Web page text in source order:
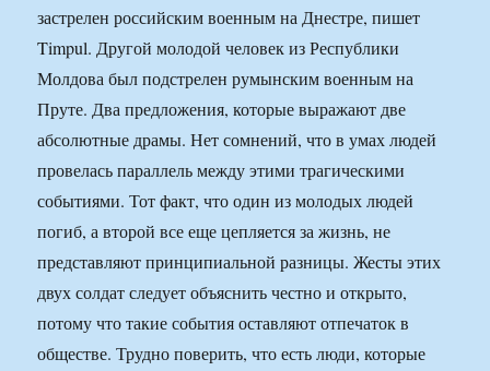
застрелен российским военным на Днестре, пишет
Timpul. Другой молодой человек из Республики
Молдова был подстрелен румынским военным на
Пруте. Два предложения, которые выражают две
абсолютные драмы. Нет сомнений, что в умах людей
провелась параллель между этими трагическими
событиями. Тот факт, что один из молодых людей
погиб, а второй все еще цепляется за жизнь, не
представляют принципиальной разницы. Жесты этих
двух солдат следует объяснить честно и открыто,
потому что такие события оставляют отпечаток в
обществе. Трудно поверить, что есть люди, которые